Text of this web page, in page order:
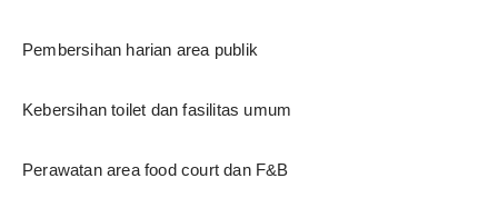
Pembersihan harian area publik
Kebersihan toilet dan fasilitas umum
Perawatan area food court dan F&B